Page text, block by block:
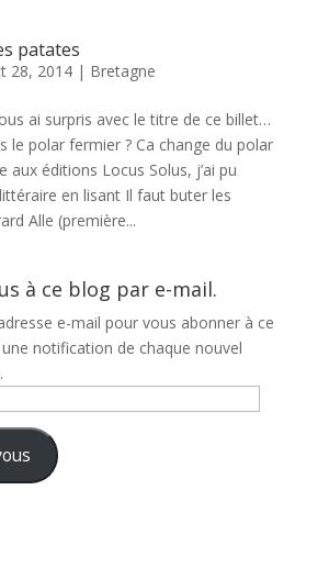
patates
28, 2014| Bretagne
ai surpris avec le titre de ce billet…
le polar fermier ? Ca change du polar
aux éditions Locus Solus, j’ai pu
en lisant Il faut buter les
Alle (première...
à ce blog par e-mail.
e-mail pour vous abonner à ce
notification de chaque nouvel